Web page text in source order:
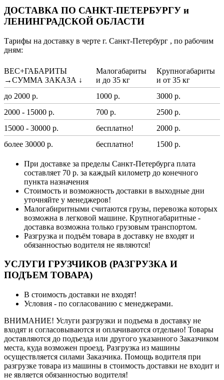
ДОСТАВКА ПО САНКТ-ПЕТЕРБУРГУ и
ЛЕНИНГРАДСКОЙ ОБЛАСТИ
Тарифы на доставку в черте г. Санкт-Петербург , по рабочим
дням:
ВЕС+ГАБАРИТЫ
→СУММА ЗАКАЗА ↓
Малогабариты
и до 35 кг
Крупногабариты
и от 35 кг
до 2000 р.
1000 р.
3000 р.
2000 - 15000 р.
700 р.
2500 р.
15000 - 30000 р.
бесплатно!
2000 р.
более 30000 р.
бесплатно! 1500 р.
При доставке за пределы Санкт-Петербурга плата
составляет 70 р. за каждый километр до конечного
пункта назначения
Стоимость и возможность доставки в выходные дни
уточняйте у менеджеров!
Малогабиритными считаются грузы, перевозка которых
возможна в легковой машине. Крупногабаритные -
доставка возможна только грузовым транспортом.
Разгрузка и подъём товара в доставку не входят и
обязанностью водителя не являются!
УСЛУГИ ГРУЗЧИКОВ (РАЗГРУЗКА И
ПОДЪЕМ ТОВАРА)
В стоимость доставки не входят!
Условия - по согласованию с менеджерами.
ВНИМАНИЕ! Услуги разгрузки и подъема в доставку не
входят и согласовываются и оплачиваются отдельно! Товары
доставляются до подъезда или другого указанного Заказчиком
места, куда возможен проезд. Разгрузка из машины
осуществляется силами Заказчика. Помощь водителя при
разгрузке товара из машины в стоимость доставки не входит и
не является обязанностью водителя!